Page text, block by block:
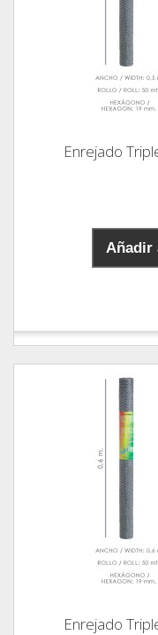
Enrejado
Añadir
Enrejado